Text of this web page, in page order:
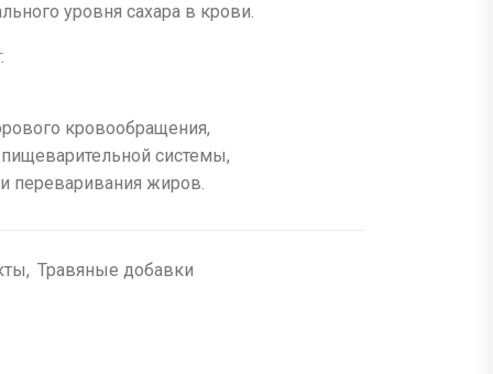
уровня сахара в крови.
кровообращения,
системы,
переваривания жиров.
, Травяные добавки